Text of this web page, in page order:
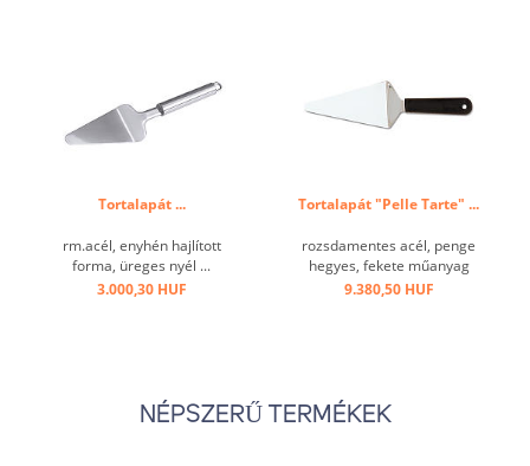
Tortalapát ...
rm.acél, enyhén hajlított
forma, üreges nyél ...
3.000,30 HUF
Tortalapát "Pelle Tarte" ...
rozsdamentes acél, penge
hegyes, fekete műanyag
nyéllel ...
9.380,50 HUF
NÉPSZERŰ TERMÉKEK